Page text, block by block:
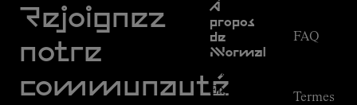
Rejoignez
notre
communauté
À
propos
de
NNormal
Mission
Engagement
FAQ
Termes